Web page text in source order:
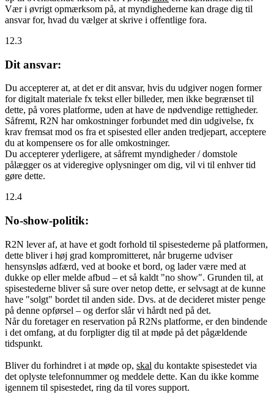
Vær i øvrigt opmærksom på, at myndighederne kan drage dig til
ansvar for, hvad du vælger at skrive i offentlige fora.
12.3
Dit ansvar:
Du accepterer at, at det er dit ansvar, hvis du udgiver nogen former
for digitalt materiale fx tekst eller billeder, men ikke begrænset til
dette, på vores platforme, uden at have de nødvendige rettigheder.
Såfremt, R2N har omkostninger forbundet med din udgivelse, fx
krav fremsat mod os fra et spisested eller anden tredjepart, acceptere
du at kompensere os for alle omkostninger.
Du accepterer yderligere, at såfremt myndigheder / domstole
pålægger os at videregive oplysninger om dig, vil vi til enhver tid
gøre dette.
12.4
No-show-politik:
R2N lever af, at have et godt forhold til spisestederne på platformen,
dette bliver i høj grad kompromitteret, når brugerne udviser
hensynsløs adfærd, ved at booke et bord, og lader være med at
dukke op eller melde afbud – et så kaldt "no show". Grunden til, at
spisestederne bliver så sure over netop dette, er selvsagt at de kunne
have "solgt" bordet til anden side. Dvs. at de decideret mister penge
på denne opførsel – og derfor slår vi hårdt ned på det.
Når du foretager en reservation på R2Ns platforme, er den bindende
i det omfang, at du forpligter dig til at møde på det pågældende
tidspunkt.
Bliver du forhindret i at møde op, skal du kontakte spisestedet via
det oplyste telefonnummer og meddele dette. Kan du ikke komme
igennem til spisestedet, ring da til vores support.